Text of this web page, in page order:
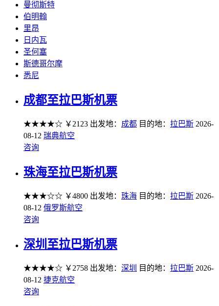
曼彻斯特
伯明翰
里昂
日内瓦
圣何塞
斯德哥尔摩
悉尼
成都至拉巴斯机票
★★★★☆ ￥2123 出发地： 成都 目的地： 拉巴斯 2026-
08-12 瑞典航空
咨询
珠海至拉巴斯机票
★★★☆☆ ￥4800 出发地： 珠海 目的地： 拉巴斯 2026-
08-12 俄罗斯航空
咨询
深圳至拉巴斯机票
★★★★☆ ￥2758 出发地： 深圳 目的地： 拉巴斯 2026-
08-12 捷克航空
咨询